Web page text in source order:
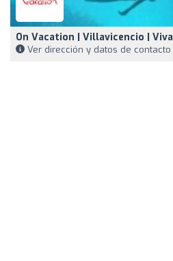
On Vacation | Villavicencio | Viva
Ver dirección y datos de contacto